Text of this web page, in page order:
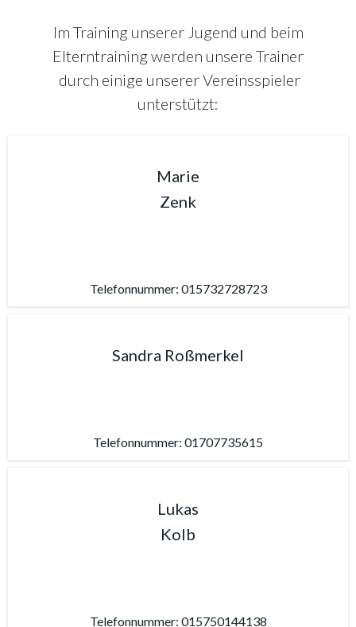
Im Training unserer Jugend und beim
Elterntraining werden unsere Trainer
durch einige unserer Vereinsspieler
unterstützt:
Marie
Zenk
Telefonnummer: 015732728723
Sandra Roßmerkel
Telefonnummer: 01707735615
Lukas
Kolb
Telefonnummer: 015750144138